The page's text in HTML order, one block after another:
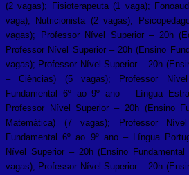
(2 vagas); Fisioterapeuta (1 vaga);
vaga); Nutricionista (2 vagas);
vagas); Professor Nível Superior – 20h
Professor Nível Superior – 20h (Ensino
vagas); Professor Nível Superior – 20h
– Ciências) (5 vagas); Professor
Fundamental 6º ao 9º ano – Língua
Professor Nível Superior – 20h (Ensino
Matemática) (7 vagas); Professor
Fundamental 6º ao 9º ano – Língua
Nível Superior – 20h (Ensino
vagas); Professor Nível Superior – 20h